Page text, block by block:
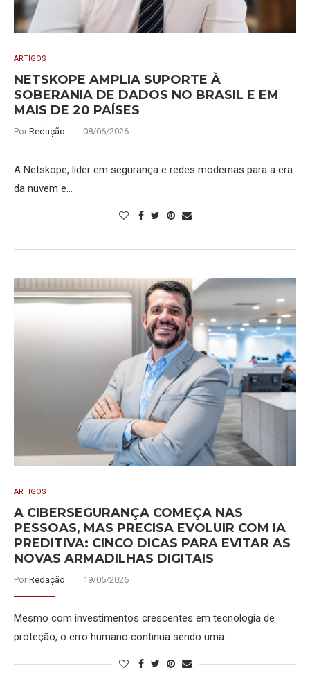
ARTIGOS
NETSKOPE AMPLIA SUPORTE À
SOBERANIA DE DADOS NO BRASIL E EM
MAIS DE 20 PAÍSES
Por Redação 08/06/2026
A Netskope, líder em segurança e redes modernas para a era
da nuvem e…
ARTIGOS
A CIBERSEGURANÇA COMEÇA NAS
PESSOAS, MAS PRECISA EVOLUIR COM IA
PREDITIVA: CINCO DICAS PARA EVITAR AS
NOVAS ARMADILHAS DIGITAIS
Por Redação 19/05/2026
Mesmo com investimentos crescentes em tecnologia de
proteção, o erro humano continua sendo uma…